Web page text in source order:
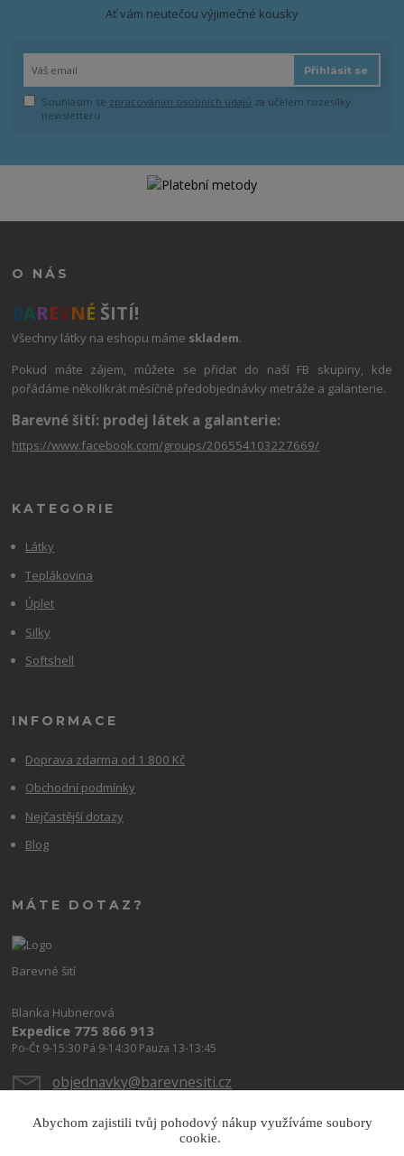
Ať vám neutečou výjimečné kousky
Přihlásit se
Souhlasím se zpracováním osobních údajů za účelem rozesílky
newsletteru.
O NÁS
BAREVNÉ ŠITÍ!
Všechny látky na eshopu máme skladem.
Pokud máte zájem, můžete se přidat do naší FB skupiny, kde
pořádáme několikrát měsíčně předobjednávky metráže a galanterie.
Barevné šití: prodej látek a galanterie:
https://www.facebook.com/groups/206554103227669/
KATEGORIE
Látky
Teplákovina
Úplet
Silky
Softshell
INFORMACE
Doprava zdarma od 1 800 Kč
Obchodní podmínky
Nejčastější dotazy
Blog
MÁTE DOTAZ?
Barevné šití
Blanka Hubnerová
Expedice 775 866 913
Po-Čt 9-15:30 Pá 9-14:30 Pauza 13-13:45
objednavky@barevnesiti.cz
Abychom zajistili tvůj pohodový nákup využíváme soubory
cookie.